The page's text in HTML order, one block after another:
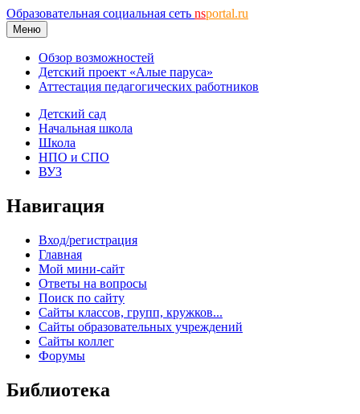
Образовательная социальная сеть nsportal.ru
Меню
Обзор возможностей
Детский проект «Алые паруса»
Аттестация педагогических работников
Детский сад
Начальная школа
Школа
НПО и СПО
ВУЗ
Навигация
Вход/регистрация
Главная
Мой мини-сайт
Ответы на вопросы
Поиск по сайту
Сайты классов, групп, кружков...
Сайты образовательных учреждений
Сайты коллег
Форумы
Библиотека